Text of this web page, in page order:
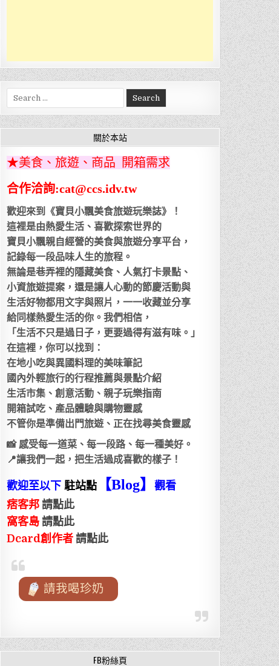
Search
for:
關於本站
★美食、旅遊、商品 開箱需求
合作洽詢:cat@ccs.idv.tw
歡迎來到《寶貝小飄美食旅遊玩樂誌》！
這裡是由熱愛生活、喜歡探索世界的
寶貝小飄親自經營的美食與旅遊分享平台，
記錄每一段品味人生的旅程。
無論是巷弄裡的隱藏美食、人氣打卡景點、
小資旅遊提案，還是讓人心動的節慶活動與
生活好物都用文字與照片，一一收藏並分享
給同樣熱愛生活的你。我們相信，
「生活不只是過日子，更要過得有滋有味。」
在這裡，你可以找到：
在地小吃與異國料理的美味筆記
國內外輕旅行的行程推薦與景點介紹
生活市集、創意活動、親子玩樂指南
開箱試吃、產品體驗與購物靈感
不管你是準備出門旅遊、正在找尋美食靈感
📸 感受每一道菜、每一段路、每一種美好。
📍讓我們一起，把生活過成喜歡的樣子！
歡迎至以下 駐站點 【Blog】觀看
痞客邦 請點此
窩客島請點此
Dcard創作者 請點此
請我喝珍奶
FB粉絲頁